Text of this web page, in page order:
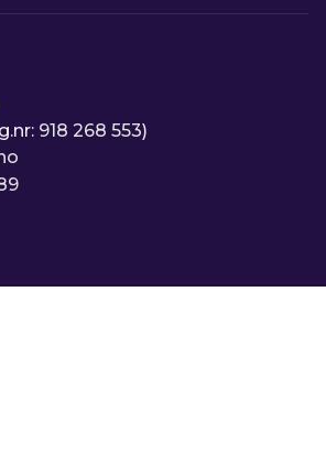
918 268 553)